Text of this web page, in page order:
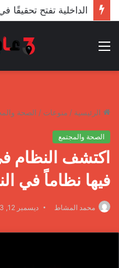
الرئيسية / منوعات / الصحة
الصحة والمجتمع
اكتشف النظام
فيها نظاماً في
محمد المشاط ديسمبر 12, 2023